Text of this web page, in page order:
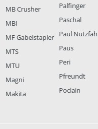
MB Crusher
MBI
MF Gabelstapler
MTS
MTU
Magni
Makita
Palfinger
Paschal
Paul
Paus
Peri
Pfreundt
Poclain